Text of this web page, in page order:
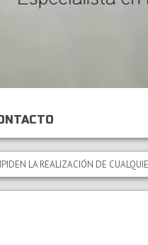
REALIZACIÓN DE CUALQUIER